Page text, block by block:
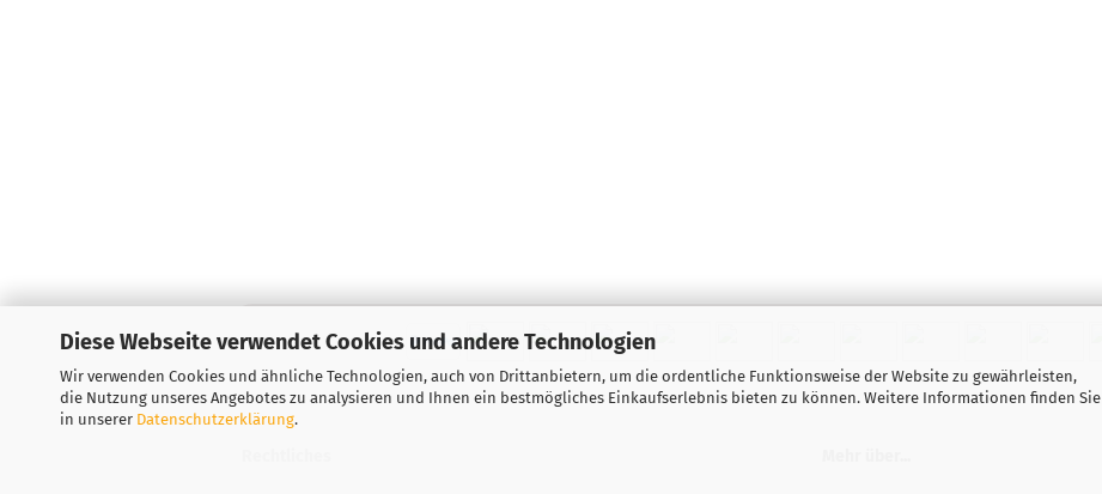
Diese Webseite verwendet Cookies und andere Technologien
Wir verwenden Cookies und ähnliche Technologien, auch von Drittanbietern, um die ordentliche Funktionsweise der Website zu gewährleisten,
die Nutzung unseres Angebotes zu analysieren und Ihnen ein bestmögliches Einkaufserlebnis bieten zu können. Weitere Informationen finden Sie
in unserer Datenschutzerklärung.